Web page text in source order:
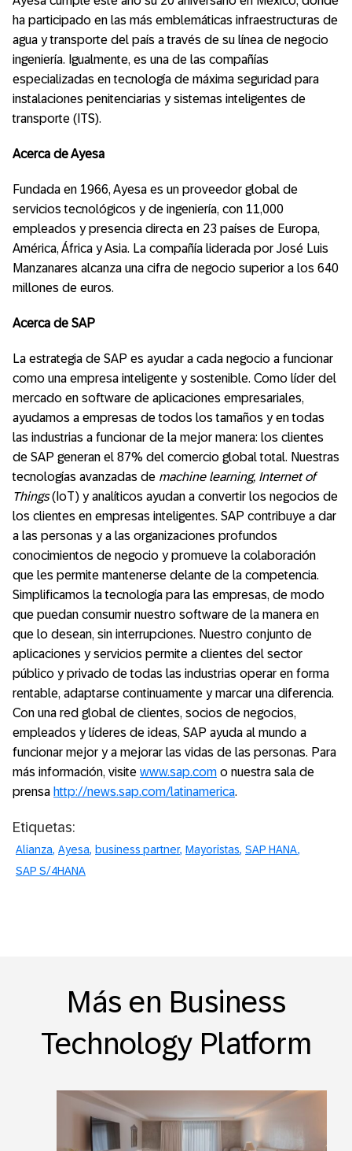
ha participado en las más emblemáticas infraestructuras de
agua y transporte del país a través de su línea de negocio
ingeniería. Igualmente, es una de las compañías
especializadas en tecnología de máxima seguridad para
instalaciones penitenciarias y sistemas inteligentes de
transporte (ITS).
Acerca de Ayesa
Fundada en 1966, Ayesa es un proveedor global de
servicios tecnológicos y de ingeniería, con 11,000
empleados y presencia directa en 23 países de Europa,
América, África y Asia. La compañía liderada por José Luis
Manzanares alcanza una cifra de negocio superior a los 640
millones de euros.
Acerca de SAP
La estrategia de SAP es ayudar a cada negocio a funcionar
como una empresa inteligente y sostenible. Como líder del
mercado en software de aplicaciones empresariales,
ayudamos a empresas de todos los tamaños y en todas
las industrias a funcionar de la mejor manera: los clientes
de SAP generan el 87% del comercio global total. Nuestras
tecnologías avanzadas de machine learning, Internet of
Things(IoT) y analíticos ayudan a convertir los negocios de
los clientes en empresas inteligentes. SAP contribuye a dar
a las personas y a las organizaciones profundos
conocimientos de negocio y promueve la colaboración
que les permite mantenerse delante de la competencia.
Simplificamos la tecnología para las empresas, de modo
que puedan consumir nuestro software de la manera en
que lo desean, sin interrupciones. Nuestro conjunto de
aplicaciones y servicios permite a clientes del sector
público y privado de todas las industrias operar en forma
rentable, adaptarse continuamente y marcar una diferencia.
Con una red global de clientes, socios de negocios,
empleados y líderes de ideas, SAP ayuda al mundo a
funcionar mejor y a mejorar las vidas de las personas. Para
más información, visite www.sap.com o nuestra sala de
prensa http://news.sap.com/latinamerica.
Etiquetas:
Alianza Ayesa business partner Mayoristas SAP HANA
SAP S/4HANA
Más en Business
Technology Platform